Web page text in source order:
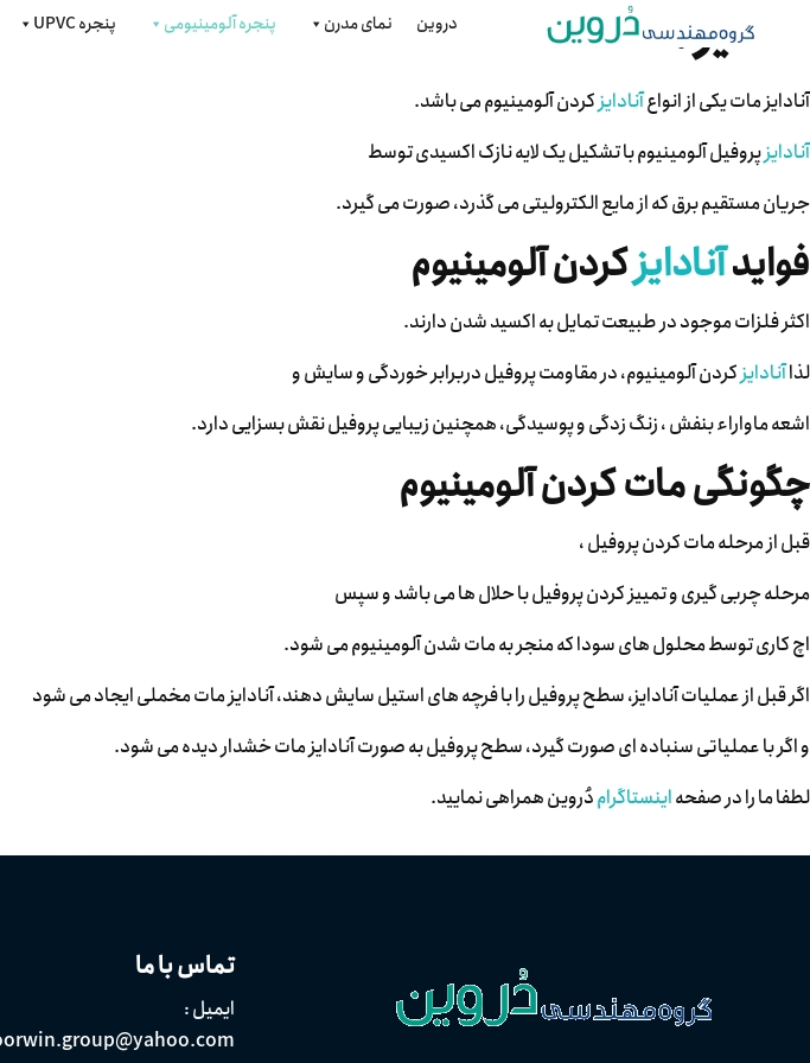
دروین نمای مدرن پنجره آلومینیومی پنجره UPVC آنادایز مات
آنادایز مات یکی از انواعآنادایزکردن آلومینیوم می باشد.
آنادایزپروفیل آلومینیوم با تشکیل یک لایه نازک اکسیدی توسط
جریان مستقیم برق که از مایع الکترولیتی می گذرد، صورت می گیرد.
فوایدآنادایزکردن آلومینیوم
اکثر فلزات موجود در طبیعت تمایل به اکسید شدن دارند.
لذاآنادایزکردن آلومینیوم، در مقاومت پروفیل دربرابر خوردگی و سایش و
اشعه ماواراء بنفش ، زنگ زدگی و پوسیدگی، همچنین زیبایی پروفیل نقش بسزایی دارد.
چگونگی مات کردن آلومینیوم
قبل از مرحله مات کردن پروفیل ،
مرحله چربی گیری و تمییز کردن پروفیل با حلال ها می باشد و سپس
اچ کاری توسط محلول های سودا که منجر به مات شدن آلومینیوم می شود.
اگر قبل از عملیات آنادایز، سطح پروفیل را با فرچه های استیل سایش دهند، آنادایز مات مخملی ایجاد می شود
و اگر با عملیاتی سنباده ای صورت گیرد، سطح پروفیل به صورت آنادایز مات خشدار دیده می شود.
لطفا ما را در صفحهاینستاگرامدُروین همراهی نمایید.
تماس با ما
ایمیل :